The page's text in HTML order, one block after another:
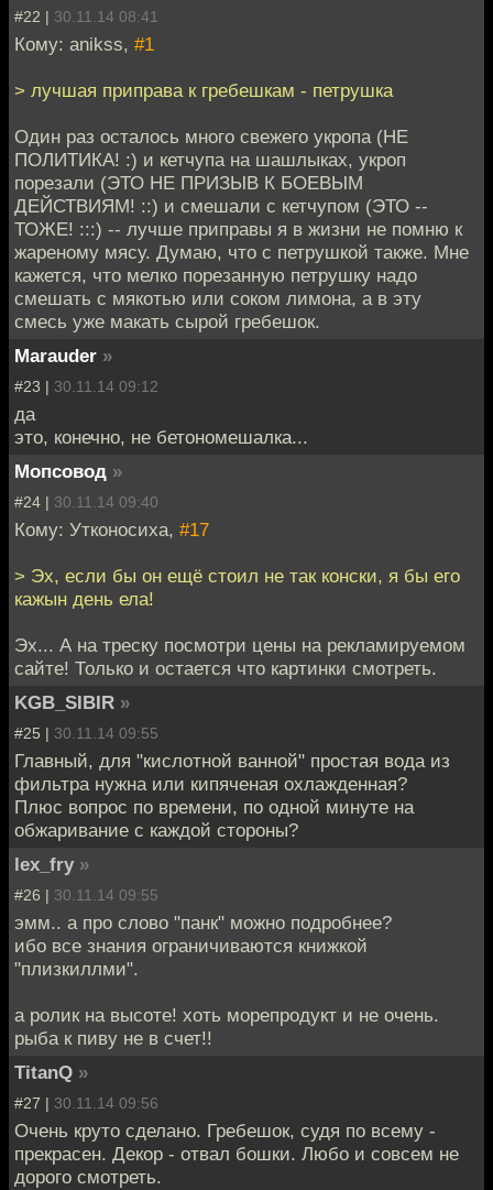
#22 | 30.11.14 08:41
Кому: anikss, #1
> лучшая приправа к гребешкам - петрушка
Один раз осталось много свежего укропа (НЕ
ПОЛИТИКА! :) и кетчупа на шашлыках, укроп
порезали (ЭТО НЕ ПРИЗЫВ К БОЕВЫМ
ДЕЙСТВИЯМ! ::) и смешали с кетчупом (ЭТО --
ТОЖЕ! :::) -- лучше приправы я в жизни не помню к
жареному мясу. Думаю, что с петрушкой также. Мне
кажется, что мелко порезанную петрушку надо
смешать с мякотью или соком лимона, а в эту
смесь уже макать сырой гребешок.
Marauder »
#23 | 30.11.14 09:12
да
это, конечно, не бетономешалка...
Мопсовод »
#24 | 30.11.14 09:40
Кому: Утконосиха, #17
> Эх, если бы он ещё стоил не так конски, я бы его
кажын день ела!
Эх... А на треску посмотри цены на рекламируемом
сайте! Только и остается что картинки смотреть.
KGB_SIBIR »
#25 | 30.11.14 09:55
Главный, для "кислотной ванной" простая вода из
фильтра нужна или кипяченая охлажденная?
Плюс вопрос по времени, по одной минуте на
обжаривание с каждой стороны?
lex_fry »
#26 | 30.11.14 09:55
эмм.. а про слово "панк" можно подробнее?
ибо все знания ограничиваются книжкой
"плизкиллми".
а ролик на высоте! хоть морепродукт и не очень.
рыба к пиву не в счет!!
TitanQ »
#27 | 30.11.14 09:56
Очень круто сделано. Гребешок, судя по всему -
прекрасен. Декор - отвал бошки. Любо и совсем не
дорого смотреть.